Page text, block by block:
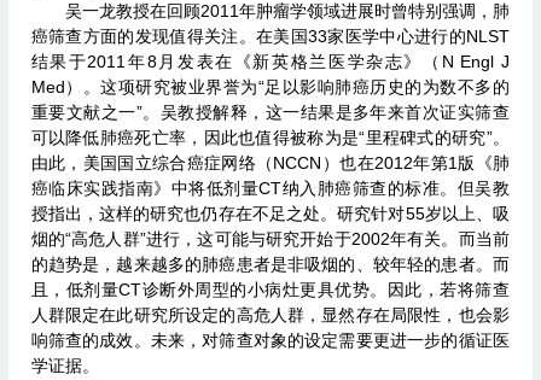
吴一龙教授在回顾2011年肿瘤学领域进展时曾特别强调，肺
癌筛查方面的发现值得关注。在美国33家医学中心进行的NLST
结果于2011年8月发表在《新英格兰医学杂志》（N Engl J
Med）。这项研究被业界誉为“足以影响肺癌历史的为数不多的
重要文献之一”。吴教授解释，这一结果是多年来首次证实筛查
可以降低肺癌死亡率，因此也值得被称为是“里程碑式的研究”。
由此，美国国立综合癌症网络（NCCN）也在2012年第1版《肺
癌临床实践指南》中将低剂量CT纳入肺癌筛查的标准。但吴教
授指出，这样的研究也仍存在不足之处。研究针对55岁以上、吸
烟的“高危人群”进行，这可能与研究开始于2002年有关。而当前
的趋势是，越来越多的肺癌患者是非吸烟的、较年轻的患者。而
且，低剂量CT诊断外周型的小病灶更具优势。因此，若将筛查
人群限定在此研究所设定的高危人群，显然存在局限性，也会影
响筛查的成效。未来，对筛查对象的设定需要更进一步的循证医
学证据。